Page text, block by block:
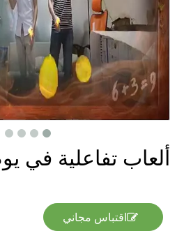
ألعاب تفاعلية في
اقتباس مجاني